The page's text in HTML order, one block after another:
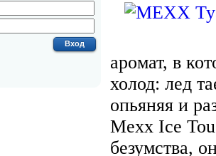
аромат, в
холод: лед
опьяняя и
Mexx Ice
безумства,